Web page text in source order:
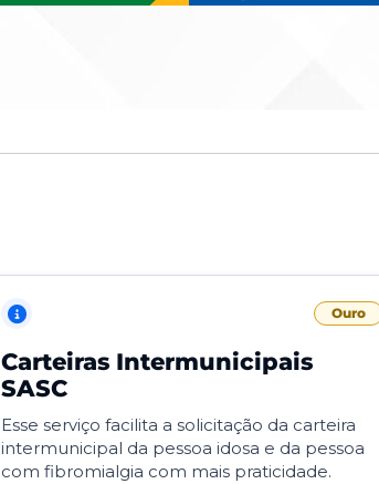
Ouro
Carteiras Intermunicipais
SASC
Esse serviço facilita a solicitação da carteira
intermunicipal da pessoa idosa e da pessoa
com fibromialgia com mais praticidade.